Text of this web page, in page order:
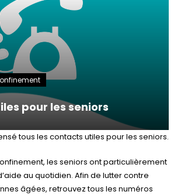
pour les seniors
tous les contacts utiles pour les seniors.
les seniors ont particulièrement
au quotidien. Afin de lutter contre
âgées, retrouvez tous les numéros